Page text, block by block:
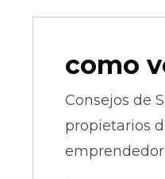
como
Consejos de
propietarios